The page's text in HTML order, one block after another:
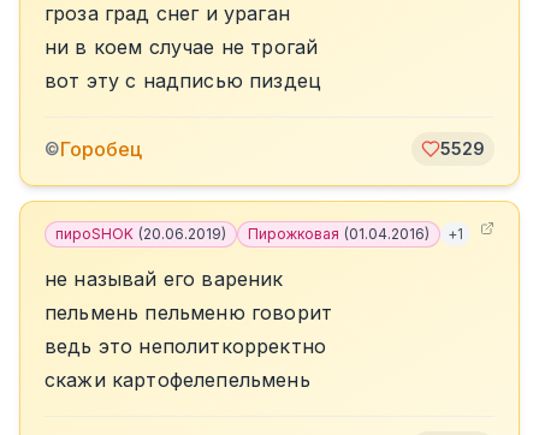
гроза град снег и ураган
ни в коем случае не трогай
вот эту с надписью пиздец
©Горобец 5529
пироSHOK (20.06.2019) Пирожковая (01.04.2016) +1
не называй его вареник
пельмень пельменю говорит
ведь это неполиткорректно
скажи картофелепельмень